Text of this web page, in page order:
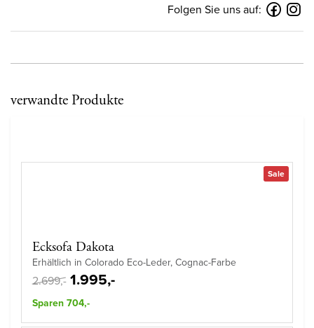
Folgen Sie uns auf:
verwandte Produkte
Sale
Ecksofa Dakota
Erhältlich in Colorado Eco-Leder, Cognac-Farbe
2.699,- 1.995,-
Sparen 704,-